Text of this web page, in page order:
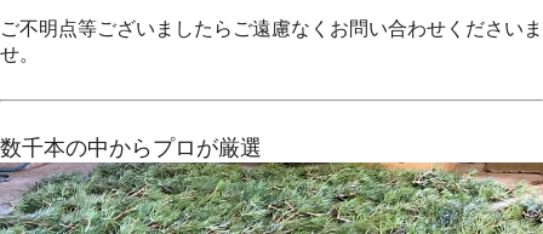
ご不明点等ございましたらご遠慮なくお問い合わせくださいま
せ。
数千本の中からプロが厳選